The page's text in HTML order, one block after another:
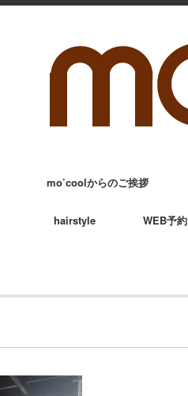
mo’coolからのご挨拶
hairstyle WEB予約